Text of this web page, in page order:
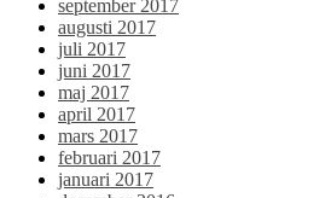
september 2017
augusti 2017
juli 2017
juni 2017
maj 2017
april 2017
mars 2017
februari 2017
januari 2017